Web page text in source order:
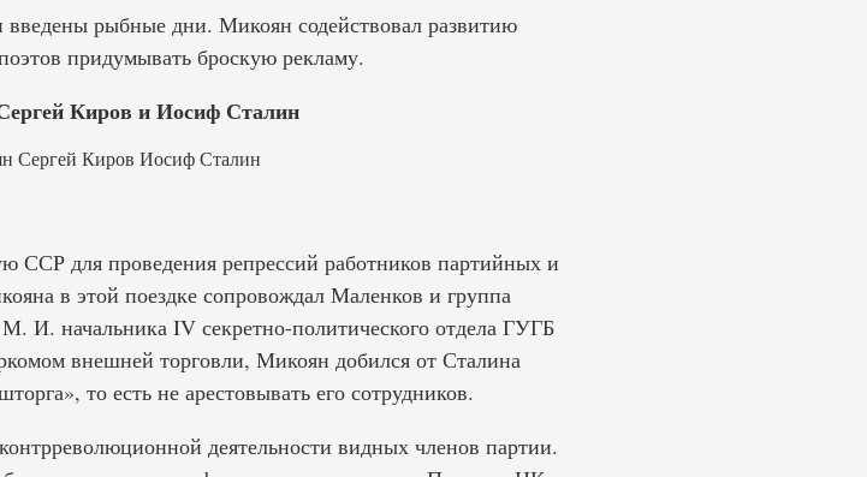
рыбные дни. Микоян содействовал развитию
придумывать броскую рекламу.
Киров и Иосиф Сталин
для проведения репрессий работников партийных и
в этой поездке сопровождал Маленков и группа
И. начальника IV секретно-политического отдела ГУГБ
внешней торговли, Микоян добился от Сталина
то есть не арестовывать его сотрудников.
деятельности видных членов партии.